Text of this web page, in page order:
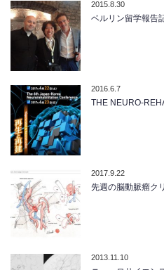
2015.8.30
ベルリン留学報告
2016.6.7
THE NEURO-
2017.9.22
先週の脳動脈瘤ク
2013.11.10